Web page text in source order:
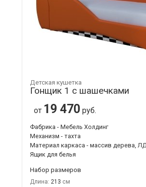
Детская кушетка
Гонщик 1 с шашечками
от 19 470 руб.
Фабрика - Мебель Холдинг
Механизм - тахта
Материал каркаса - массив дерева,
Ящик для белья
Набор размеров
Длина: 213